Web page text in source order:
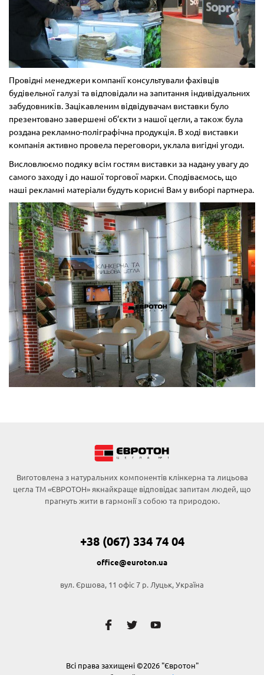
Провідні менеджери компанії консультували фахівців
будівельної галузі та відповідали на запитання індивідуальних
забудовників. Зацікавленим відвідувачам виставки було
презентовано завершені об’єкти з нашої цегли, а також була
роздана рекламно-поліграфічна продукція. В ході виставки
компанія активно провела переговори, уклала вигідні угоди.
Висловлюємо подяку всім гостям виставки за надану увагу до
самого заходу і до нашої торгової марки. Сподіваємось, що
наші рекламні матеріали будуть корисні Вам у виборі партнера.
Виготовлена з натуральних компонентів клінкерна та лицьова
цегла ТМ «ЄВРОТОН» якнайкраще відповідає запитам людей, що
прагнуть жити в гармонії з собою та природою.
+38 (067) 334 74 04
office@euroton.ua
вул. Єршова, 11 офіс 7 р. Луцьк, Україна
Всі права захищені ©2026 "Євротон"